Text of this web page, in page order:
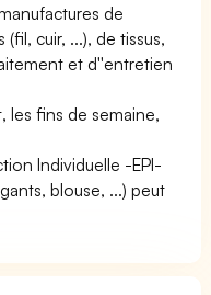
de
cuir, ...), de tissus,
et d''entretien
les fins de semaine,
Individuelle -EPI-
blouse, ...) peut